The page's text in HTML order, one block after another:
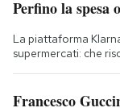
Perfino la spesa
La piattaforma
supermercati: che
Francesco